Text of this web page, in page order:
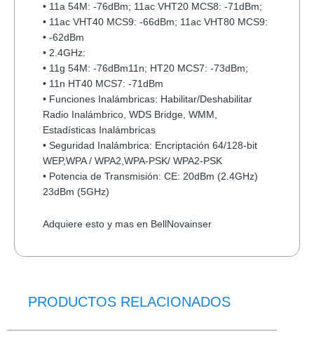
• 11a 54M: -76dBm; 11ac VHT20 MCS8: -71dBm;
• 11ac VHT40 MCS9: -66dBm; 11ac VHT80 MCS9:
• -62dBm
• 2.4GHz:
• 11g 54M: -76dBm11n; HT20 MCS7: -73dBm;
• 11n HT40 MCS7: -71dBm
• Funciones Inalámbricas: Habilitar/Deshabilitar
Radio Inalámbrico, WDS Bridge, WMM,
Estadísticas Inalámbricas
• Seguridad Inalámbrica: Encriptación 64/128-bit
WEP,WPA / WPA2,WPA-PSK/ WPA2-PSK
• Potencia de Transmisión: CE: 20dBm (2.4GHz)
23dBm (5GHz)
Adquiere esto y mas en BellNovainser
PRODUCTOS RELACIONADOS